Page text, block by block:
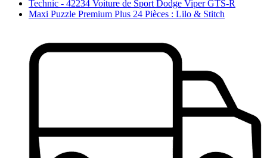
Technic - 42234 Voiture de Sport Dodge Viper GTS-R
Maxi Puzzle Premium Plus 24 Pièces : Lilo & Stitch